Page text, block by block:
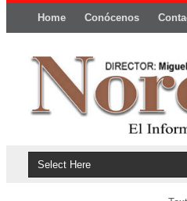
Home Conócenos